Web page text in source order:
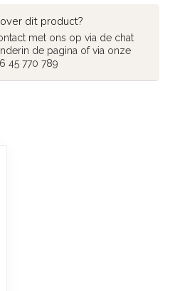
dit product?
met ons op via de chat
de pagina of via onze
45 770 789